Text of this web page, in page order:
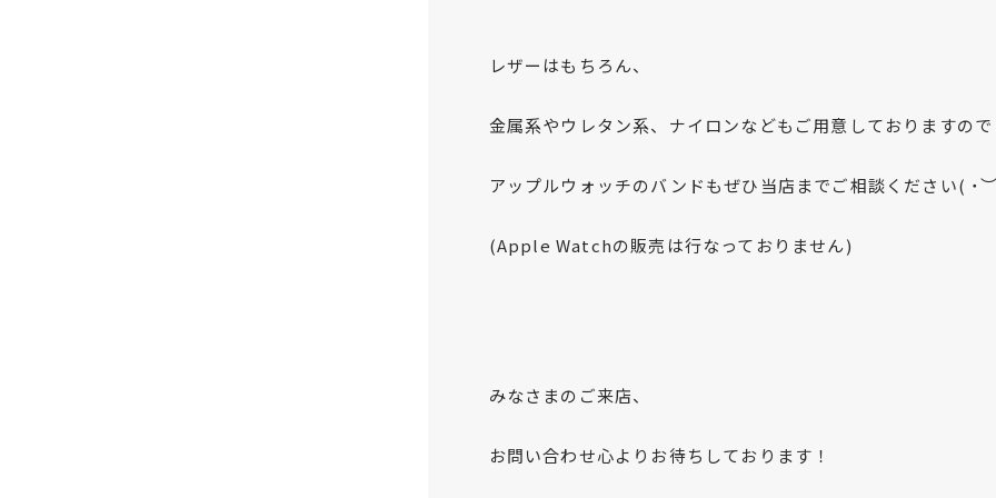
レザーはもちろん、
金属系やウレタン系、ナイロンなどもご用意しておりますので
アップルウォッチのバンドもぜひ当店までご相談ください(
(Apple Watchの販売は行なっておりません)
みなさまのご来店、
お問い合わせ心よりお待ちしております！